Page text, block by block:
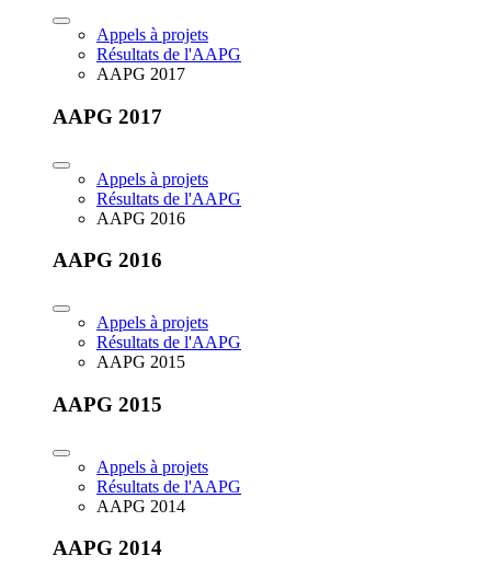
Appels à projets
Résultats de l'AAPG
AAPG 2017
AAPG 2017
Appels à projets
Résultats de l'AAPG
AAPG 2016
AAPG 2016
Appels à projets
Résultats de l'AAPG
AAPG 2015
AAPG 2015
Appels à projets
Résultats de l'AAPG
AAPG 2014
AAPG 2014